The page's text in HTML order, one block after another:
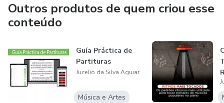
Outros produtos de quem criou esse
conteúdo
Guía Práctica de
Partituras
Jucelio da Silva Aguiar
Música e Artes